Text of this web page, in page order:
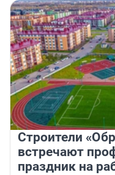
Строители
встречают
праздник на